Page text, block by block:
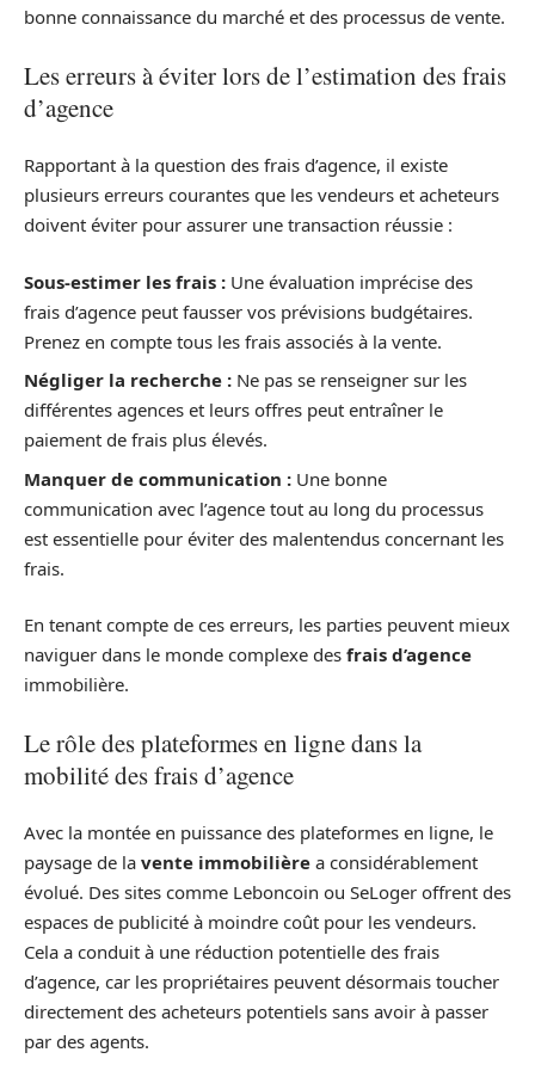
bonne connaissance du marché et des processus de vente.
Les erreurs à éviter lors de l’estimation des frais
d’agence
Rapportant à la question des frais d’agence, il existe
plusieurs erreurs courantes que les vendeurs et acheteurs
doivent éviter pour assurer une transaction réussie :
Sous-estimer les frais : Une évaluation imprécise des
frais d’agence peut fausser vos prévisions budgétaires.
Prenez en compte tous les frais associés à la vente.
Négliger la recherche : Ne pas se renseigner sur les
différentes agences et leurs offres peut entraîner le
paiement de frais plus élevés.
Manquer de communication : Une bonne
communication avec l’agence tout au long du processus
est essentielle pour éviter des malentendus concernant les
frais.
En tenant compte de ces erreurs, les parties peuvent mieux
naviguer dans le monde complexe des frais d’agence
immobilière.
Le rôle des plateformes en ligne dans la
mobilité des frais d’agence
Avec la montée en puissance des plateformes en ligne, le
paysage de la vente immobilière a considérablement
évolué. Des sites comme Leboncoin ou SeLoger offrent des
espaces de publicité à moindre coût pour les vendeurs.
Cela a conduit à une réduction potentielle des frais
d’agence, car les propriétaires peuvent désormais toucher
directement des acheteurs potentiels sans avoir à passer
par des agents.